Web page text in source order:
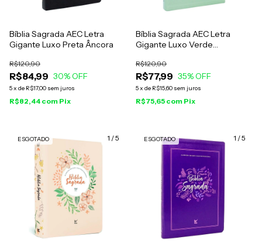
Bíblia Sagrada AEC Letra
Gigante Luxo Preta Âncora
R$84,99
R$120,90
30% OFF
5x de R$17,00 sem juros
R$82,44 com Pix
Bíblia Sagrada AEC Letra
Gigante Luxo Verde
R$77,99
R$120,90
35% OFF
5x de R$15,60 sem juros
R$75,65 com Pix
1 /5
ESGOTADO 1 /5
ESGOTADO